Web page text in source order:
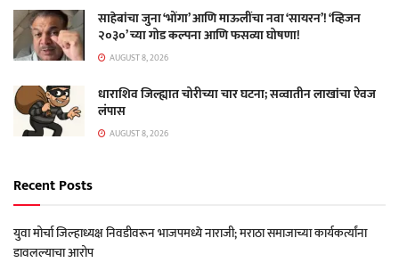
साहेबांचा जुना ‘भोंगा’ आणि माऊलींचा नवा ‘सायरन’! ‘व्हिजन
२०३०’ च्या गोड कल्पना आणि फसव्या घोषणा!
AUGUST 8, 2026
धाराशिव जिल्ह्यात चोरीच्या चार घटना; सव्वातीन लाखांचा ऐवज
लंपास
AUGUST 8, 2026
Recent Posts
युवा मोर्चा जिल्हाध्यक्ष निवडीवरून भाजपमध्ये नाराजी; मराठा समाजाच्या कार्यकर्त्यांना
डावलल्याचा आरोप